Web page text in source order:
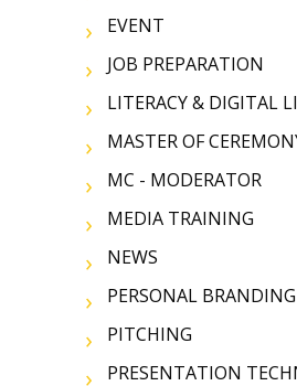
EVENT
JOB PREPARATION
LITERACY & DIGITAL
MASTER OF
MC - MODERATOR
MEDIA TRAINING
NEWS
PERSONAL BRANDING
PITCHING
PRESENTATION